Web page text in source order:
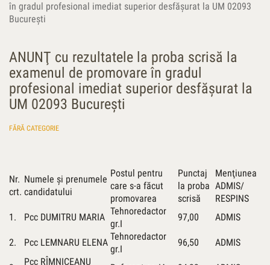
în gradul profesional imediat superior desfăşurat la UM 02093
Bucureşti
ANUNŢ cu rezultatele la proba scrisă la
examenul de promovare în gradul
profesional imediat superior desfăşurat la
UM 02093 Bucureşti
FĂRĂ CATEGORIE
Nr.
crt.
Numele şi prenumele
candidatului
Postul pentru
care s-a făcut
promovarea
Punctaj
la proba
scrisă
Menţiunea
ADMIS/
RESPINS
1.
Pcc DUMITRU MARIA
Tehnoredactor
gr.I
97,00 ADMIS
2. Pcc LEMNARU ELENA
Tehnoredactor
gr.I
96,50 ADMIS
Pcc RÎMNICEANU